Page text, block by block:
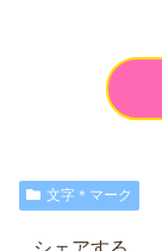
文字＊マーク